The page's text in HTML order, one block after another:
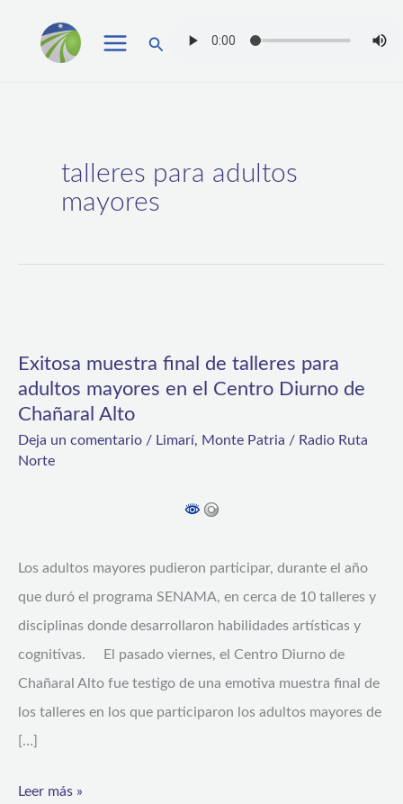
Buscar
talleres para adultos
mayores
Exitosa muestra final de talleres para
adultos mayores en el Centro Diurno de
Chañaral Alto
Deja un comentario / Limarí, Monte Patria / Radio Ruta
Norte
Los adultos mayores pudieron participar, durante el año
que duró el programa SENAMA, en cerca de 10 talleres y
disciplinas donde desarrollaron habilidades artísticas y
cognitivas. El pasado viernes, el Centro Diurno de
Chañaral Alto fue testigo de una emotiva muestra final de
los talleres en los que participaron los adultos mayores de
[…]
final
para
el
Centro
Diurno
de
Chañaral
Alto
Leer más »